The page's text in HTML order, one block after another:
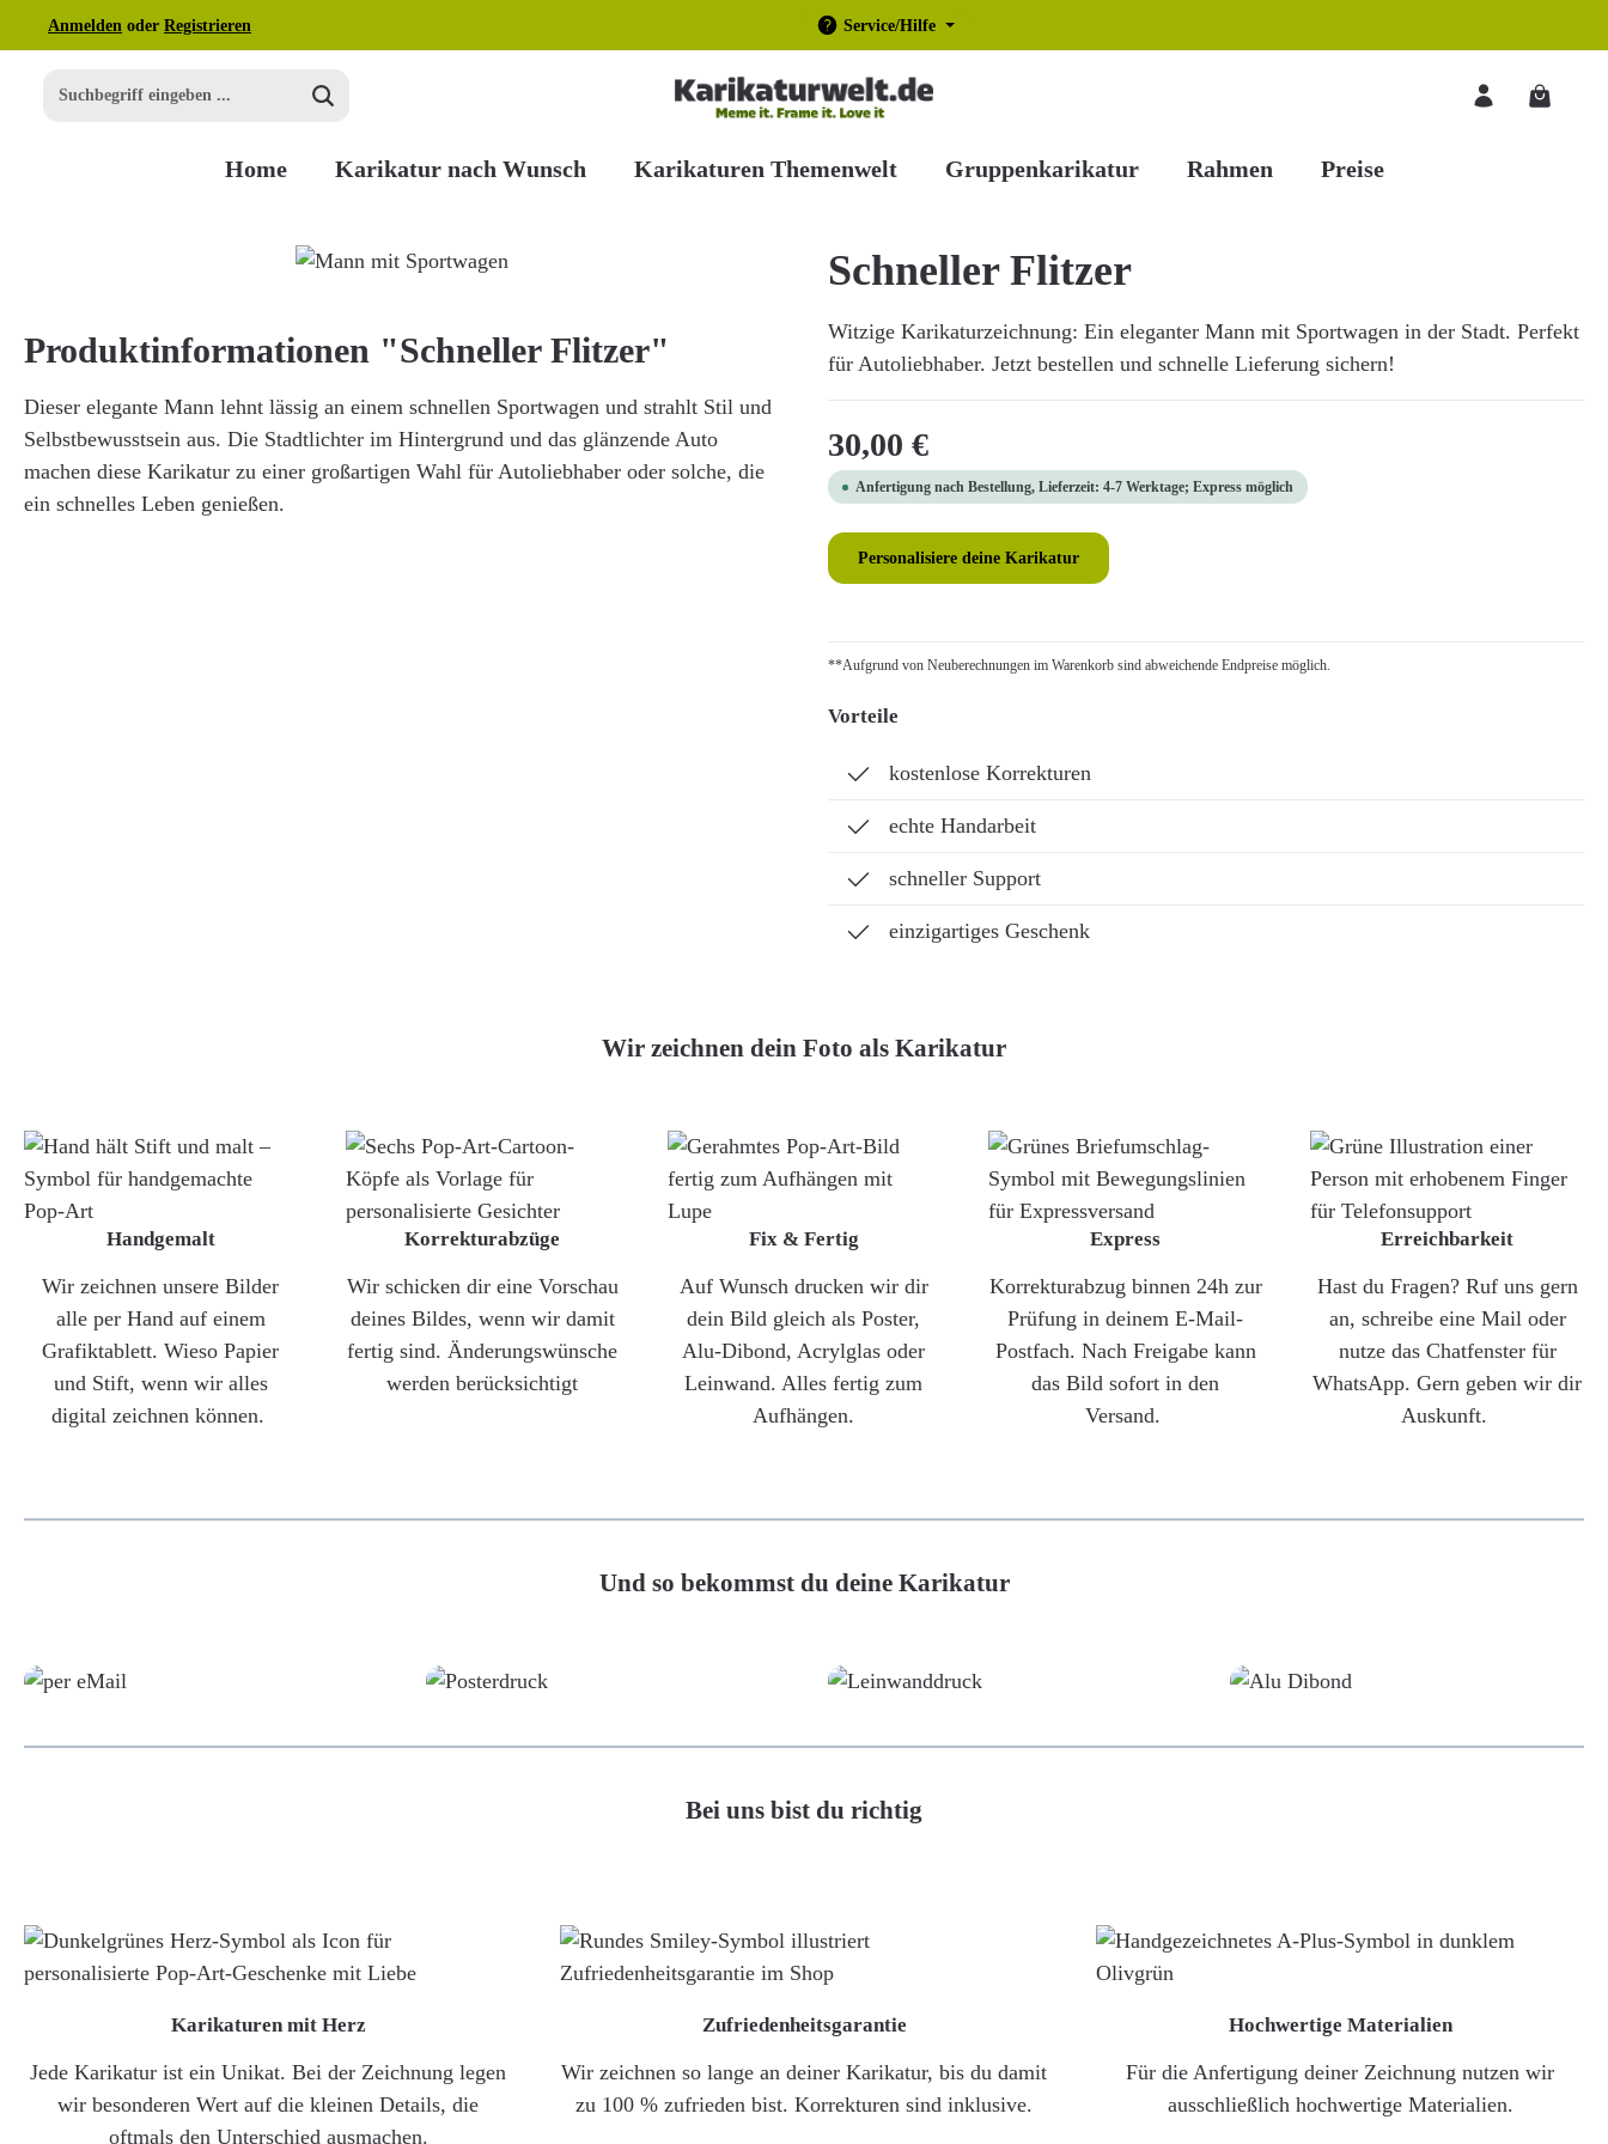
Hauptinhalt springen
Zur Suche springen
Zur Hauptnavigation springen
Anmelden oder Registrieren Service/Hilfe
Home Karikatur nach Wunsch Karikaturen Themenwelt Gruppenkarikatur Rahmen Preise
Schneller Flitzer
Witzige Karikaturzeichnung: Ein eleganter Mann mit Sportwagen in der Stadt. Perfekt
für Autoliebhaber. Jetzt bestellen und schnelle Lieferung sichern!
Regulärer Preis:
30,00 €
Anfertigung nach Bestellung, Lieferzeit: 4-7 Werktage; Express möglich
Personalisiere deine Karikatur
**Aufgrund von Neuberechnungen im Warenkorb sind abweichende Endpreise möglich.
Vorteile
kostenlose Korrekturen
echte Handarbeit
schneller Support
einzigartiges Geschenk
Produktinformationen "Schneller Flitzer"
Dieser elegante Mann lehnt lässig an einem schnellen Sportwagen und strahlt Stil und
Selbstbewusstsein aus. Die Stadtlichter im Hintergrund und das glänzende Auto
machen diese Karikatur zu einer großartigen Wahl für Autoliebhaber oder solche, die
ein schnelles Leben genießen.
Wir zeichnen dein Foto als Karikatur
Handgemalt
Wir zeichnen unsere Bilder
alle per Hand auf einem
Grafiktablett. Wieso Papier
und Stift, wenn wir alles
digital zeichnen können.
Korrekturabzüge
Wir schicken dir eine Vorschau
deines Bildes, wenn wir damit
fertig sind. Änderungswünsche
werden berücksichtigt
Fix & Fertig
Auf Wunsch drucken wir dir
dein Bild gleich als Poster,
Alu-Dibond, Acrylglas oder
Leinwand. Alles fertig zum
Aufhängen.
Express
Korrekturabzug binnen 24h zur
Prüfung in deinem E-Mail-
Postfach. Nach Freigabe kann
das Bild sofort in den
Versand.
Erreichbarkeit
Hast du Fragen? Ruf uns gern
an, schreibe eine Mail oder
nutze das Chatfenster für
WhatsApp. Gern geben wir dir
Auskunft.
Und so bekommst du deine Karikatur
Bei uns bist du richtig
Karikaturen mit Herz
Jede Karikatur ist ein Unikat. Bei der Zeichnung legen
wir besonderen Wert auf die kleinen Details, die
oftmals den Unterschied ausmachen.
Zufriedenheitsgarantie
Wir zeichnen so lange an deiner Karikatur, bis du damit
zu 100 % zufrieden bist. Korrekturen sind inklusive.
Hochwertige Materialien
Für die Anfertigung deiner Zeichnung nutzen wir
ausschließlich hochwertige Materialien.